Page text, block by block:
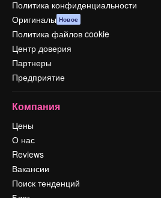
Политика конфиденциальности
Оригиналы Новое
Политика файлов cookie
Центр доверия
Партнеры
Предприятие
Компания
Цены
О нас
Reviews
Вакансии
Поиск тенденций